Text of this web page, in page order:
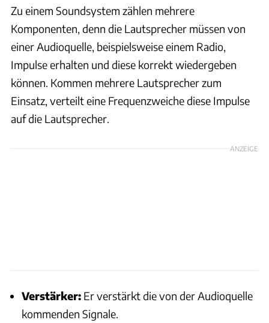
Zu einem Soundsystem zählen mehrere
Komponenten, denn die Lautsprecher müssen von
einer Audioquelle, beispielsweise einem Radio,
Impulse erhalten und diese korrekt wiedergeben
können. Kommen mehrere Lautsprecher zum
Einsatz, verteilt eine Frequenzweiche diese Impulse
auf die Lautsprecher.
ANZEIGE
Verstärker: Er verstärkt die von der Audioquelle
kommenden Signale.